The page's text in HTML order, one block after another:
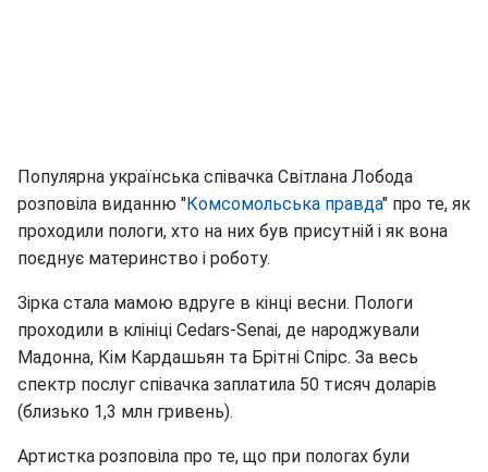
Популярна українська співачка Світлана Лобода
розповіла виданню "Комсомольська правда" про те, як
проходили пологи, хто на них був присутній і як вона
поєднує материнство і роботу.
Зірка стала мамою вдруге в кінці весни. Пологи
проходили в клініці Cedars-Senai, де народжували
Мадонна, Кім Кардашьян та Брітні Спірс. За весь
спектр послуг співачка заплатила 50 тисяч доларів
(близько 1,3 млн гривень).
Артистка розповіла про те, що при пологах були